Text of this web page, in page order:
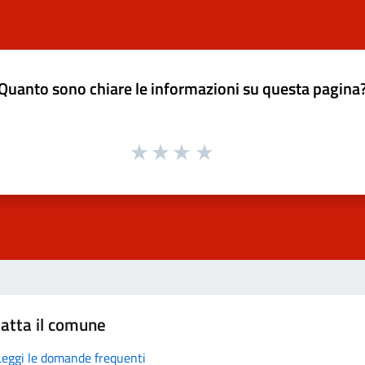
sono chiare le informazioni su questa
il comune
le domande frequenti